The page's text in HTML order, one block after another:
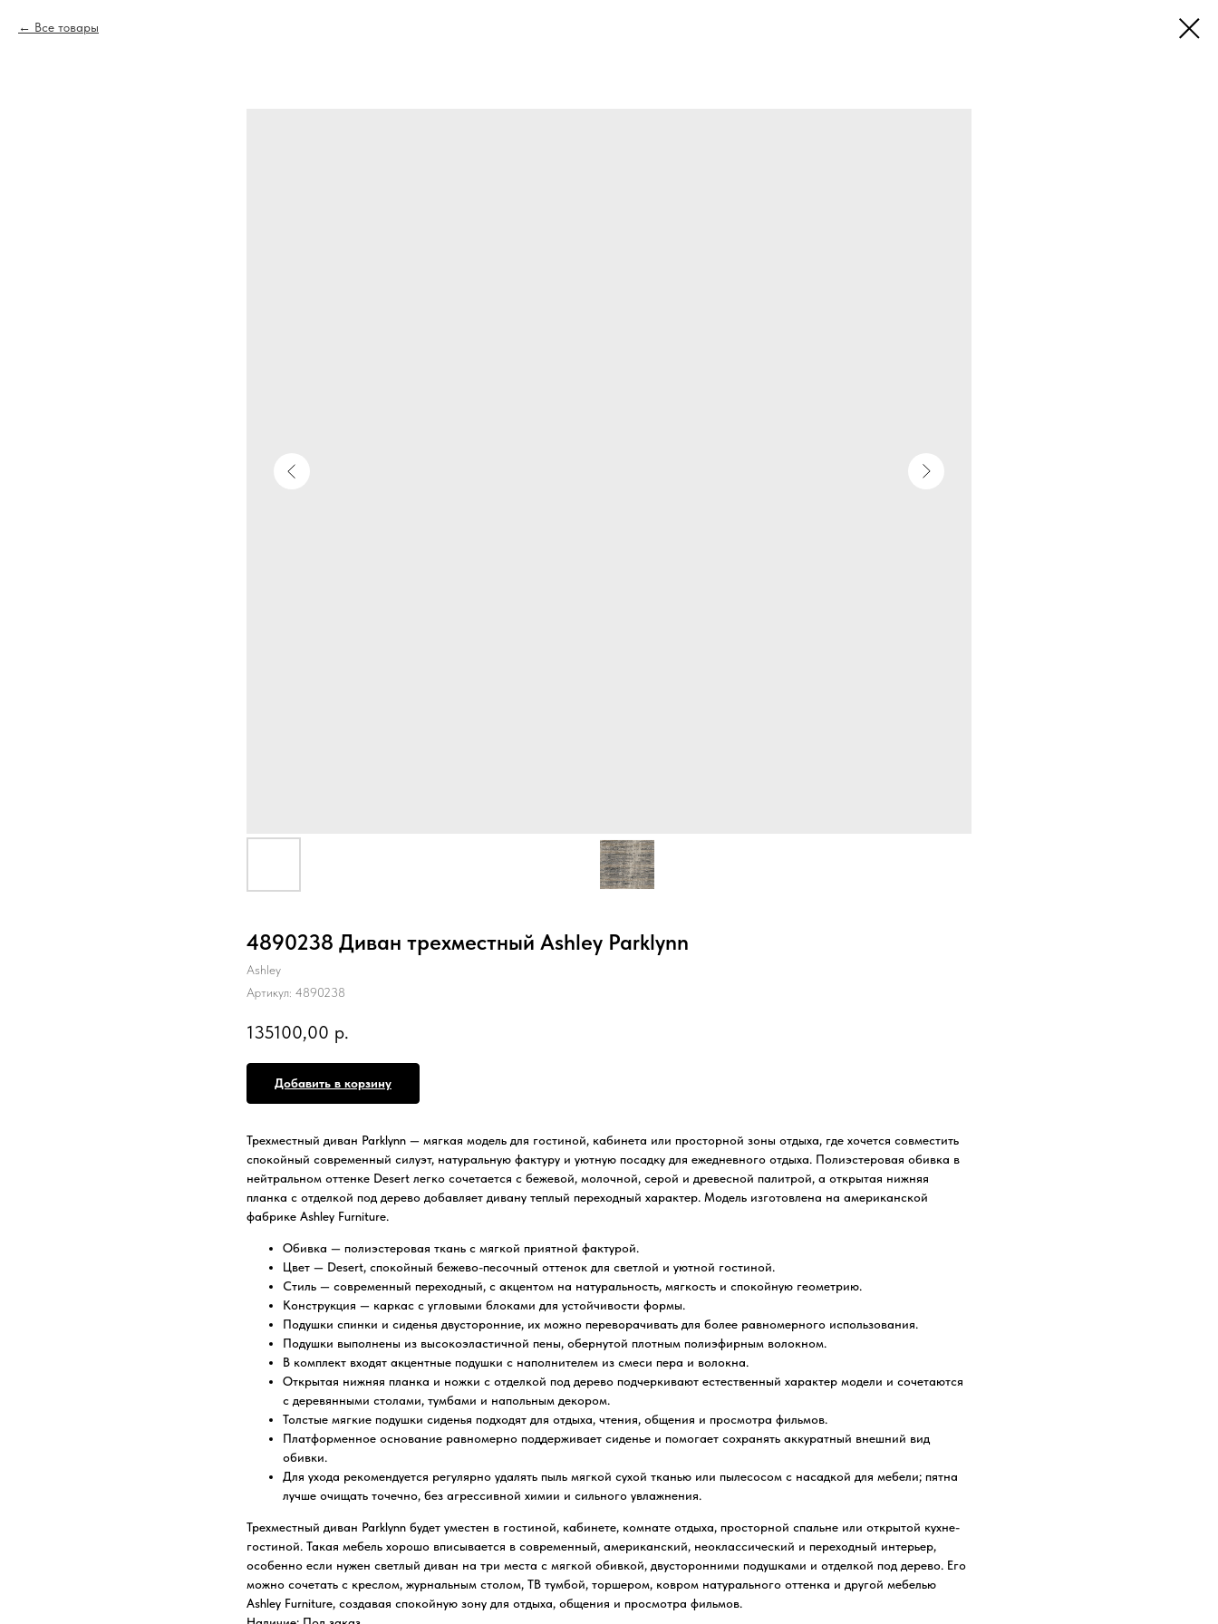
Все товары
4890238 Диван трехместный Ashley Parklynn
Ashley
Артикул: 4890238
135100,00 р.
Добавить в корзину
Трехместный диван Parklynn — мягкая модель для гостиной, кабинета или просторной зоны отдыха, где хочется совместить
спокойный современный силуэт, натуральную фактуру и уютную посадку для ежедневного отдыха. Полиэстеровая обивка в
нейтральном оттенке Desert легко сочетается с бежевой, молочной, серой и древесной палитрой, а открытая нижняя
планка с отделкой под дерево добавляет дивану теплый переходный характер. Модель изготовлена на американской
фабрике Ashley Furniture.
Обивка — полиэстеровая ткань с мягкой приятной фактурой.
Цвет — Desert, спокойный бежево-песочный оттенок для светлой и уютной гостиной.
Стиль — современный переходный, с акцентом на натуральность, мягкость и спокойную геометрию.
Конструкция — каркас с угловыми блоками для устойчивости формы.
Подушки спинки и сиденья двусторонние, их можно переворачивать для более равномерного использования.
Подушки выполнены из высокоэластичной пены, обернутой плотным полиэфирным волокном.
В комплект входят акцентные подушки с наполнителем из смеси пера и волокна.
Открытая нижняя планка и ножки с отделкой под дерево подчеркивают естественный характер модели и сочетаются
с деревянными столами, тумбами и напольным декором.
Толстые мягкие подушки сиденья подходят для отдыха, чтения, общения и просмотра фильмов.
Платформенное основание равномерно поддерживает сиденье и помогает сохранять аккуратный внешний вид
обивки.
Для ухода рекомендуется регулярно удалять пыль мягкой сухой тканью или пылесосом с насадкой для мебели; пятна
лучше очищать точечно, без агрессивной химии и сильного увлажнения.
Трехместный диван Parklynn будет уместен в гостиной, кабинете, комнате отдыха, просторной спальне или открытой кухне-
гостиной. Такая мебель хорошо вписывается в современный, американский, неоклассический и переходный интерьер,
особенно если нужен светлый диван на три места с мягкой обивкой, двусторонними подушками и отделкой под дерево. Его
можно сочетать с креслом, журнальным столом, ТВ тумбой, торшером, ковром натурального оттенка и другой мебелью
Ashley Furniture, создавая спокойную зону для отдыха, общения и просмотра фильмов.